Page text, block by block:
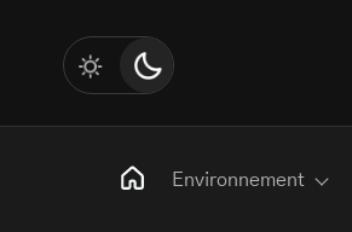
Environnement